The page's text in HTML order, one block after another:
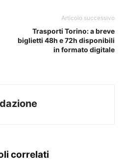
Articolo successivo
Trasporti Torino: a breve
biglietti 48h e 72h disponibili
in formato digitale
correlati